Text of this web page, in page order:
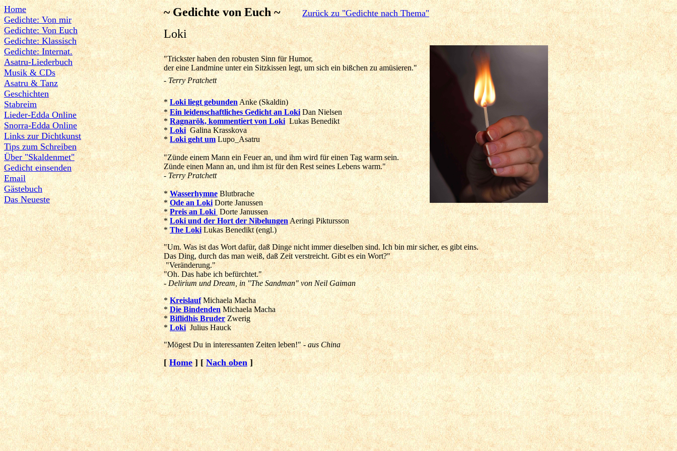
Home
Gedichte: Von mir
Gedichte: Von Euch
Gedichte: Klassisch
Gedichte: Internat.
Asatru-Liederbuch
Musik & CDs
Asatru & Tanz
Geschichten
Stabreim
Lieder-Edda Online
Snorra-Edda Online
Links zur Dichtkunst
Tips zum Schreiben
Über "Skaldenmet"
Gedicht einsenden
Email
Gästebuch
Das Neueste
~ Gedichte von Euch ~ Zurück zu "Gedichte nach Thema"
Loki
"Trickster haben den robusten Sinn für Humor,
der eine Landmine unter ein Sitzkissen legt, um sich ein bißchen zu amüsieren."
- Terry Pratchett
* Loki liegt gebunden Anke (Skaldin)
*Ein leidenschaftliches Gedicht an LokiDan Nielsen
*Ragnarök, kommentiert von LokiLukas Benedikt
*Loki Galina Krasskova
*Loki geht umLupo_Asatru
"Zünde einem Mann ein Feuer an, und ihm wird für einen Tag warm sein.
Zünde einen Mann an, und ihm ist für den Rest seines Lebens warm."
- Terry Pratchett
*WasserhymneBlutbrache
* Ode an Loki Dorte Janussen
*Preis an Loki Dorte Janussen
*Loki und der Hort der NibelungenAeringi Piktursson
*The LokiLukas Benedikt (engl.)
"Um. Was ist das Wort dafür, daß Dinge nicht immer dieselben sind. Ich bin mir sicher, es gibt eins.
Das Ding, durch das man weiß, daß Zeit verstreicht. Gibt es ein Wort?"
"Veränderung."
"Oh. Das habe ich befürchtet."
- Delirium und Dream, in "The Sandman" von Neil Gaiman
* Kreislauf Michaela Macha
*Die Bindenden Michaela Macha
* Biflidhis BruderZwerig
*Loki Julius Hauck
"Mögest Du in interessanten Zeiten leben!"- aus China
[Home] [Nach oben ]